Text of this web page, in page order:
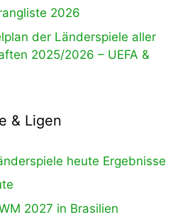
2026
der Länderspiele aller
2025/2026 – UEFA &
& Ligen
heute Ergebnisse
2027 in Brasilien